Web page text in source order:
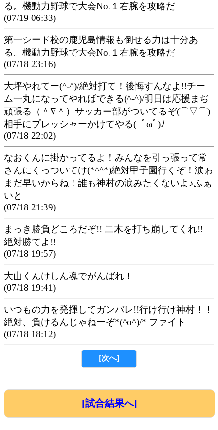
る。機動力野球で大会No.１右腕を攻略だ
(07/19 06:33)
第一シード校の鹿児島情報も倒せる力は十分あ
る。機動力野球で大会No.１右腕を攻略だ
(07/18 23:16)
大坪やれてー(^-^)/絶対打て！後悔すんなよ!!チー
ム一丸になってやればできる(^-^)/明日は応援まぢ
頑張る（＾∇＾）サッカー部がついてるぞ(⌒▽⌒)
相手にプレッシャーかけてやる(=ﾟωﾟ)ﾉ
(07/18 22:02)
なおくんに掛かってるよ！みんなを引っ張って常
さんにくっついてけ(*^^*)絶対甲子園行くぞ！涙ゎ
まだ早いからね！誰も神村の涙みたくないよ♪ふぁ
いと
(07/18 21:39)
まっき勝負どころだぞ!! 二木を打ち崩してくれ!!
絶対勝てよ!!
(07/18 19:57)
大山くんけしん魂でがんばれ！
(07/18 19:41)
いつもの力を発揮してガンバレ!!行け行け神村！！
絶対、負けるんじゃねーぞ*(^o^)/* ファイト
(07/18 18:12)
[次へ]
[試合結果へ]